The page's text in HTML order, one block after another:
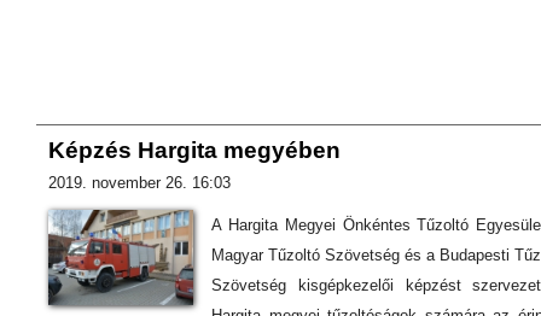
Képzés Hargita megyében
2019. november 26. 16:03
A Hargita Megyei Önkéntes Tűzoltó
Magyar Tűzoltó Szövetség és a Budapesti
Szövetség kisgépkezelői képzést